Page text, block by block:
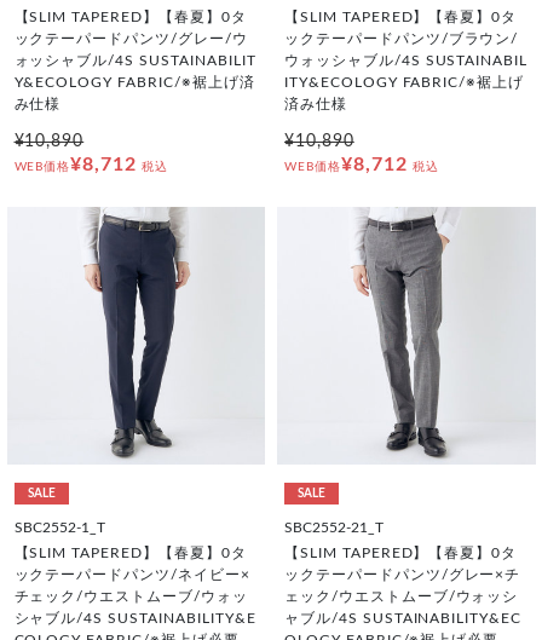
【SLIM TAPERED】【春夏】0タ
ックテーパードパンツ/グレー/ウ
ォッシャブル/4S SUSTAINABILIT
Y&ECOLOGY FABRIC/※裾上げ済
み仕様
¥10,890
WEB価格¥8,712 税込
【SLIM TAPERED】【春夏】0タ
ックテーパードパンツ/ブラウン/
ウォッシャブル/4S SUSTAINABIL
ITY&ECOLOGY FABRIC/※裾上げ
済み仕様
¥10,890
WEB価格¥8,712 税込
SALE
SBC2552-1_T
【SLIM TAPERED】【春夏】0タ
ックテーパードパンツ/ネイビー×
チェック/ウエストムーブ/ウォッ
シャブル/4S SUSTAINABILITY&E
SALE
SBC2552-21_T
【SLIM TAPERED】【春夏】0タ
ックテーパードパンツ/グレー×チ
ェック/ウエストムーブ/ウォッシ
ャブル/4S SUSTAINABILITY&EC